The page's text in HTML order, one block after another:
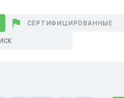
СЕРТИФИЦИРОВАННЫЕ